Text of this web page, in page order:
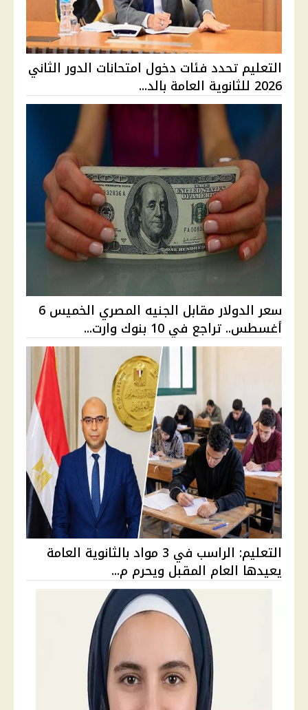
التعليم تحدد فئات دخول امتحانات الدور الثاني
2026 للثانوية العامة بالد...
سعر الدولار مقابل الجنيه المصري الخميس 6
أغسطس.. تراجع في 10 بنوك وارت...
التعليم: الراسب في 3 مواد بالثانوية العامة
يعيدها العام المقبل ويحرم م...